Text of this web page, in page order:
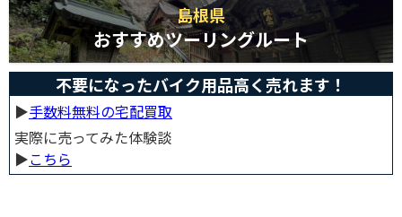
島根県
おすすめツーリングルート
不要になったバイク用品高く売れます！
▶︎手数料無料の宅配買取
実際に売ってみた体験談
▶︎こちら